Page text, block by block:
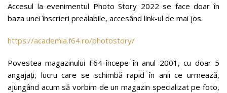
Accesul la evenimentul Photo Story 2022 se face doar în
baza unei înscrieri prealabile, accesând link-ul de mai jos.
https://academia.f64.ro/photostory/
Povestea magazinului F64 începe în anul 2001, cu doar 5
angajați, lucru care se schimbă rapid în anii ce urmează,
ajungând acum să vorbim de un magazin specializat pe foto,